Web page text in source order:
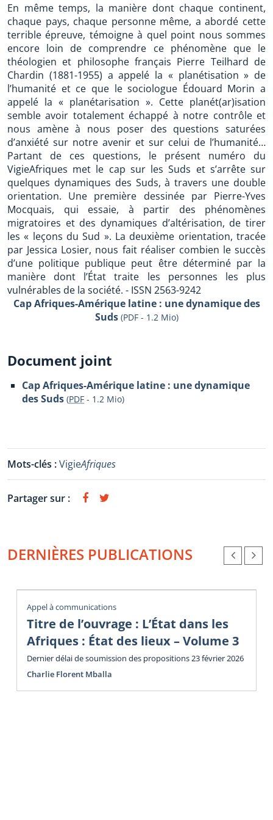
En même temps, la manière dont chaque continent,
chaque pays, chaque personne même, a abordé cette
terrible épreuve, témoigne à quel point nous sommes
encore loin de comprendre ce phénomène que le
théologien et philosophe français Pierre Teilhard de
Chardin (1881-1955) a appelé la « planétisation » de
l’humanité et ce que le sociologue Édouard Morin a
appelé la « planétarisation ». Cette planét(ar)isation
semble avoir totalement échappé à notre contrôle et
nous amène à nous poser des questions saturées
d’anxiété sur notre avenir et sur celui de l’humanité…
Partant de ces questions, le présent numéro du
VigieAfriques met le cap sur les Suds et s’arrête sur
quelques dynamiques des Suds, à travers une double
orientation. Une première dessinée par Pierre-Yves
Mocquais, qui essaie, à partir des phénomènes
migratoires et des dynamiques d’altérisation, de tirer
les « leçons du Sud ». La deuxième orientation, tracée
par Jessica Losier, nous fait réaliser combien le succès
d’une politique publique peut être déterminé par la
manière dont l’État traite les personnes les plus
vulnérables de la société. - ISSN 2563-9242
Cap Afriques-Amérique latine : une dynamique des
Suds (PDF - 1.2 Mio)
Document joint
Cap Afriques-Amérique latine : une dynamique
des Suds (PDF - 1.2 Mio)
Mots-clés :VigieAfriques
Partager sur :
DERNIÈRES PUBLICATIONS
Appel à communications
Titre de l’ouvrage : L’État dans les
Afriques : État des lieux – Volume 3
Dernier délai de soumission des propositions 23 février 2026
Charlie Florent Mballa